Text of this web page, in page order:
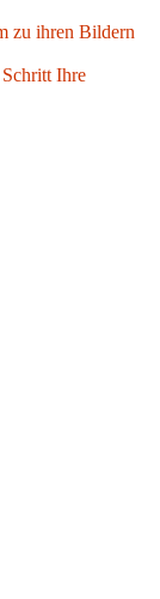
zu ihren Bildern
Ihre